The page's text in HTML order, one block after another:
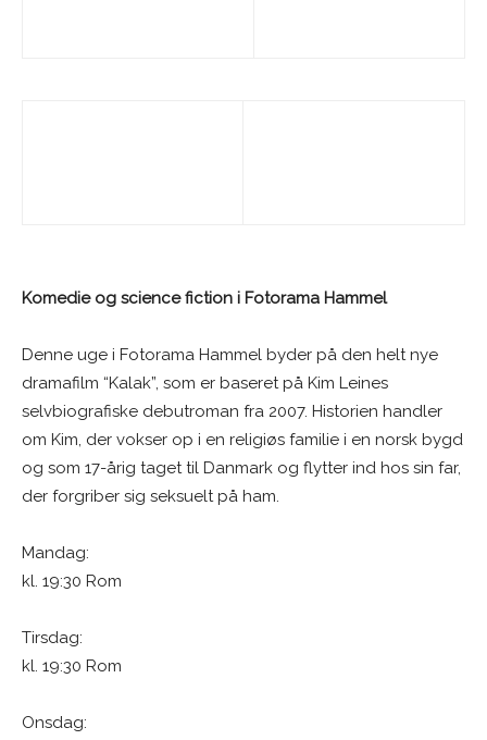
Komedie og science fiction i Fotorama Hammel
Denne uge i Fotorama Hammel byder på den helt nye
dramafilm “Kalak”, som er baseret på Kim Leines
selvbiografiske debutroman fra 2007. Historien handler
om Kim, der vokser op i en religiøs familie i en norsk bygd
og som 17-årig taget til Danmark og flytter ind hos sin far,
der forgriber sig seksuelt på ham.
Mandag:
kl. 19:30 Rom
Tirsdag:
kl. 19:30 Rom
Onsdag: